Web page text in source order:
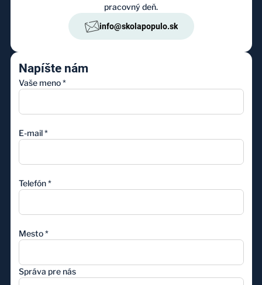
pracovný deň.
info@skolapopulo.sk
Napíšte nám
Vaše meno *
E-mail *
Telefón *
Mesto *
Správa pre nás